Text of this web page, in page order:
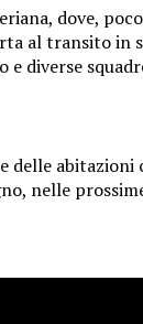
dove,
al transito in
diverse
delle abitazioni
nelle